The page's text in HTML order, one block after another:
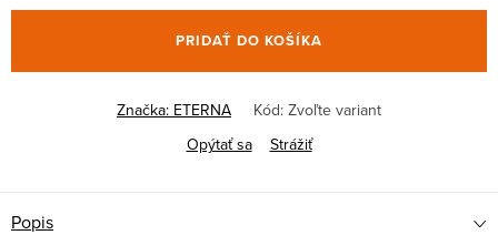
PRIDAŤ DO KOŠÍKA
Značka: ETERNA Kód: Zvoľte variant
Opýtať sa
Strážiť
Popis